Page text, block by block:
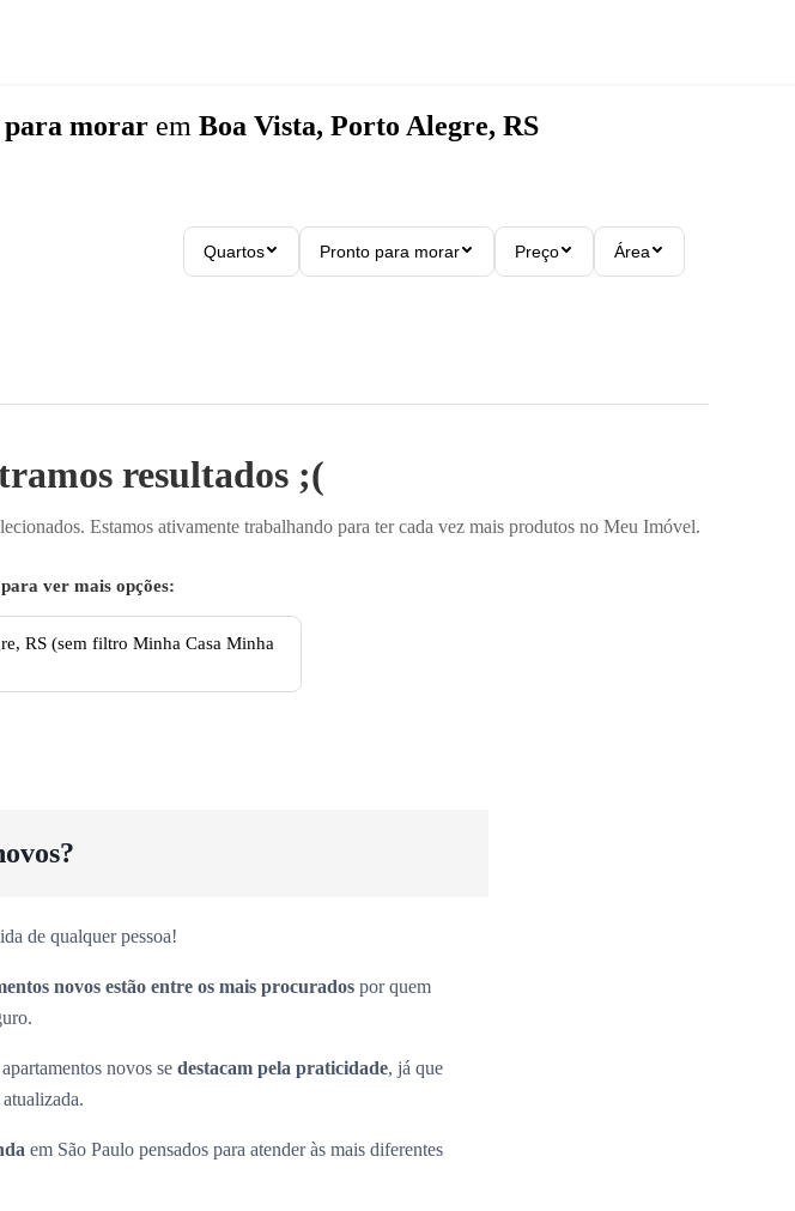
para morar em Boa Vista, Porto Alegre, RS
Quartos Pronto para morar Preço Área
resultados ;(
Estamos ativamente trabalhando para ter cada vez mais produtos no Meu Imóvel.
ver mais opções:
RS (sem filtro Minha Casa Minha
de qualquer pessoa!
novos estão entre os mais procurados por quem
novos se destacam pela praticidade, já que
em São Paulo pensados para atender às mais diferentes